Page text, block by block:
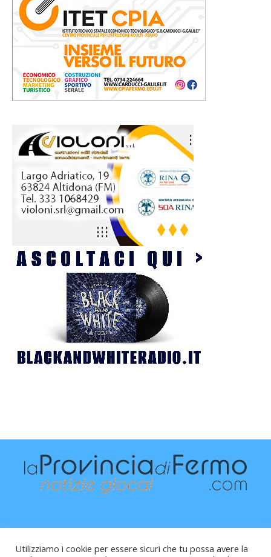
Utilizziamo i cookie per essere sicuri che tu possa avere la